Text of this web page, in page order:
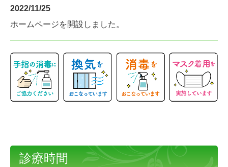
2022/11/25
ホームページを開設しました。
診療時間